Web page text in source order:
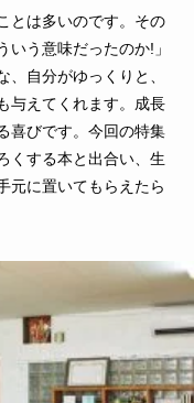
とは多いのです。その
う意味だったのか!」
自分がゆっくりと、
与えてくれます。成長
喜びです。今回の特集
くする本と出合い、生
元に置いてもらえたら